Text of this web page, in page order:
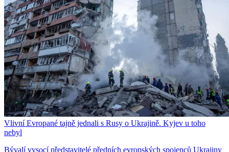
Vlivní Evropané tajně jednali s Rusy o Ukrajině. Kyjev u toho
nebyl
Bývalí vysocí představitelé předních evropských spojenců Ukrajiny